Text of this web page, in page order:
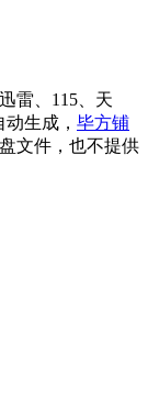
雷、115、天
生成， 毕方铺
文件，也不提供